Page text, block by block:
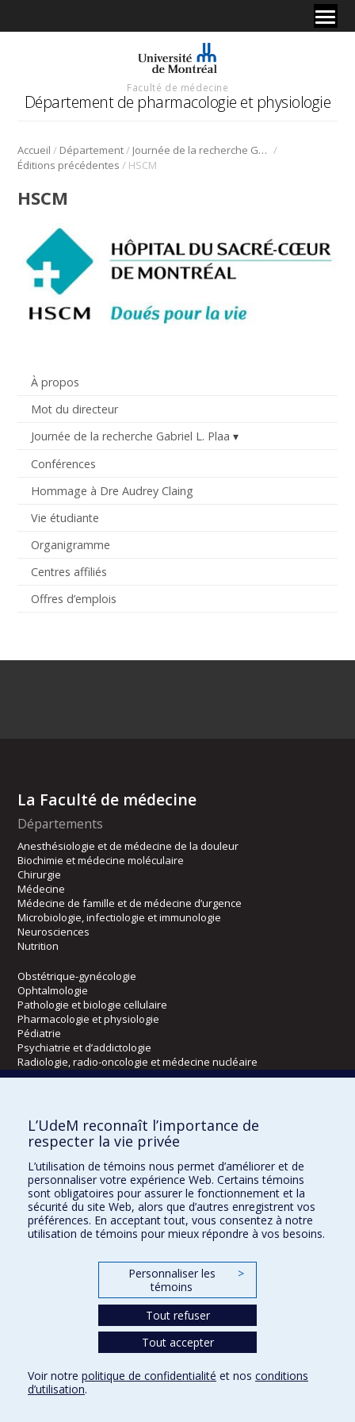
Faculté de médecine
Département de pharmacologie et physiologie
Accueil / Département/ Journée de la recherche Gabriel L. Plaa /
Éditions précédentes / HSCM
À propos
Mot du directeur
Journée de la recherche Gabriel L. Plaa
Conférences
Hommage à Dre Audrey Claing
Vie étudiante
Organigramme
Centres affiliés
Offres d’emplois
HSCM
La Faculté de médecine
Départements
Anesthésiologie et de médecine de la douleur
Biochimie et médecine moléculaire
Chirurgie
Médecine
Médecine de famille et de médecine d’urgence
Microbiologie, infectiologie et immunologie
Neurosciences
Nutrition
Obstétrique-gynécologie
Ophtalmologie
Pathologie et biologie cellulaire
Pharmacologie et physiologie
Pédiatrie
Psychiatrie et d’addictologie
Radiologie, radio-oncologie et médecine nucléaire
Kinésiologie et des sciences de l’activité physique
Orthophonie et audiologie
Réadaptation
Directions
DPC
CPASS
L’UdeM reconnaît l’importance de
respecter la vie privée
L’utilisation de témoins nous permet d’améliorer et de
personnaliser votre expérience Web. Certains témoins
sont obligatoires pour assurer le fonctionnement et la
sécurité du site Web, alors que d’autres enregistrent vos
préférences. En acceptant tout, vous consentez à notre
utilisation de témoins pour mieux répondre à vos besoins.
Personnaliser les
témoins
>
Tout refuser
Tout accepter
Voir notre politique de confidentialité et nos conditions
d’utilisation.